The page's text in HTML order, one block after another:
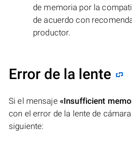
de memoria por la
de acuerdo con
productor.
Error de la lente
Si el mensaje «Insufficient
con el error de la lente de
siguiente: